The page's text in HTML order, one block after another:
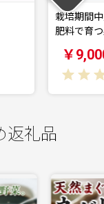
栽培期間
肥料で育
￥
返礼品